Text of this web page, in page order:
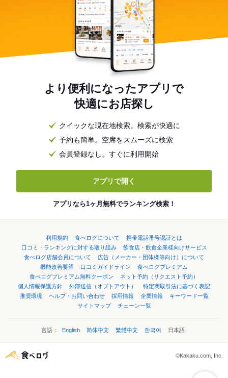
より便利になったアプリで
快適にお店探し
クイックな現在地検索。検索が快適に
予約も簡単。空席をスムーズに検索
会員登録なし。すぐに利用開始
アプリで開く
アプリなら1ヶ月無料でランキング検索！
利用規約 食べログについて
携帯電話番号認証とは
口コミ・ランキングに対する取り組み
飲食店・飲食企業様向けサービス
食べログ店舗会員について
広告（メーカー・団体様等向け）について
機能改善要望
口コミガイドライン
食べログプレミアム
食べログプレミアム無料クーポン
ネット予約（リクエスト予約）
個人情報保護方針
外部送信（オプトアウト）
特定商取引法に基づく表記
推奨環境
ヘルプ・お問い合わせ 採用情報 企業情報
キーワード一覧
サイトマップ
チェーン一覧
言語： English 简体中文 繁體中文 한국어 日本語
©Kakaku.com, Inc.